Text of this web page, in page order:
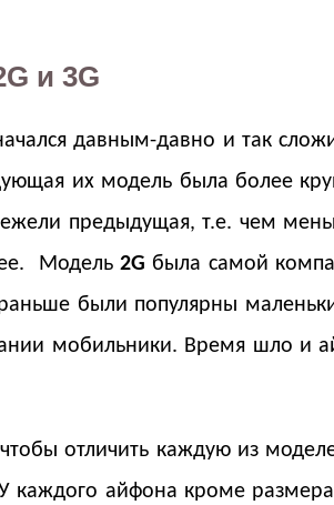
и 3G
давным-давно и так
их модель была более
предыдущая, т.е. чем
Модель 2G была самой
были популярны
мобильники. Время шло и
чтобы отличить каждую из
каждого айфона кроме размера